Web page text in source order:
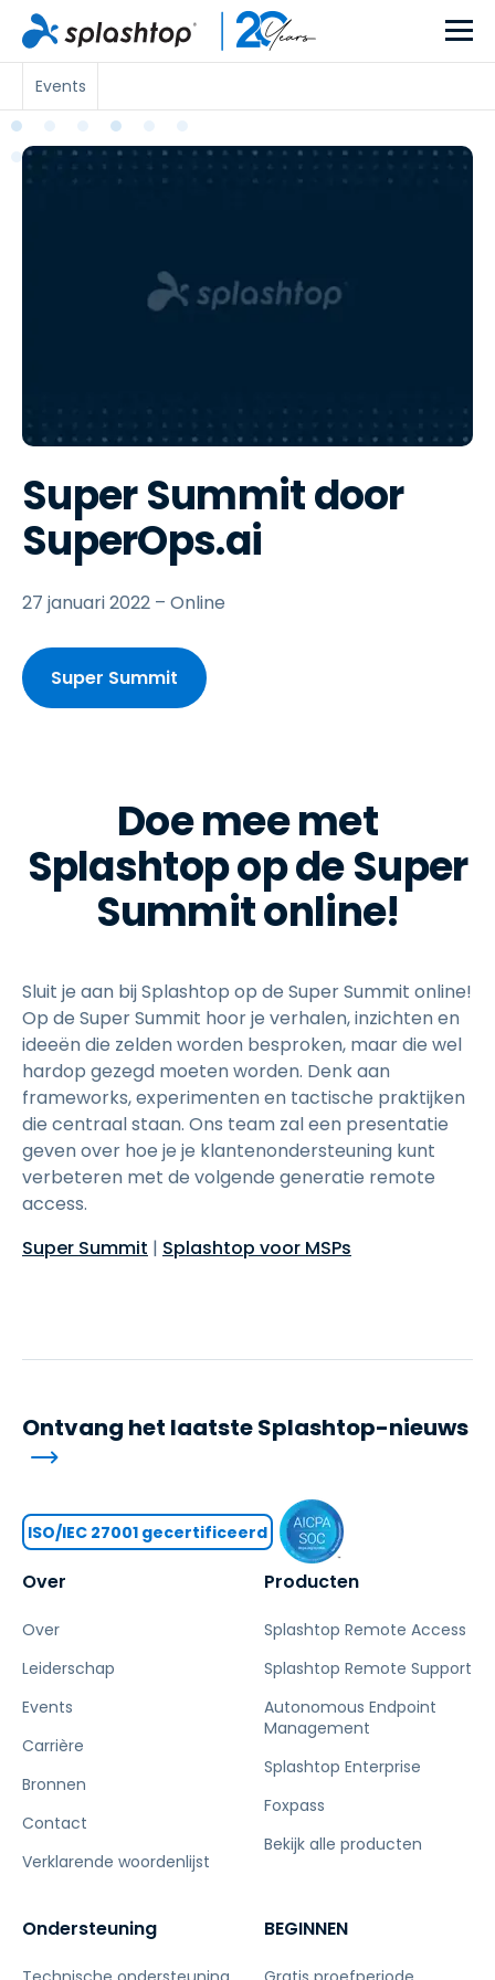
Events
Super Summit door
SuperOps.ai
27 januari 2022 – Online
Super Summit
Doe mee met
Splashtop op de Super
Summit online!
Sluit je aan bij Splashtop op de Super Summit online!
Op de Super Summit hoor je verhalen, inzichten en
ideeën die zelden worden besproken, maar die wel
hardop gezegd moeten worden. Denk aan
frameworks, experimenten en tactische praktijken
die centraal staan. Ons team zal een presentatie
geven over hoe je je klantenondersteuning kunt
verbeteren met de volgende generatie remote
access.
Super Summit | Splashtop voor MSPs
Over
Over
Leiderschap
Events
Carrière
Bronnen
Contact
Verklarende woordenlijst
Producten
Splashtop Remote Access
Splashtop Remote Support
Autonomous Endpoint
Management
Splashtop Enterprise
Foxpass
Bekijk alle producten
Ondersteuning BEGINNEN
Ontvang het laatste Splashtop-nieuws
ISO/IEC 27001 gecertificeerd